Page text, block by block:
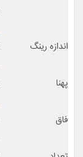
اندازه رینگ
پهنا
فاق